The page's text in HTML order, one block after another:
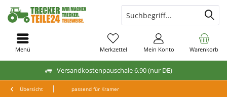
Versandkostenpauschale 6,90 (nur DE)
Warenkorb
Merkzettel Mein Konto
Menü
Übersicht passend für Kramer